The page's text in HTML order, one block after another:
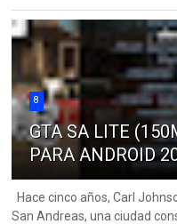
8
GTA SA LITE
PARA ANDROID
Hace cinco años, Carl
San Andreas, una ciudad